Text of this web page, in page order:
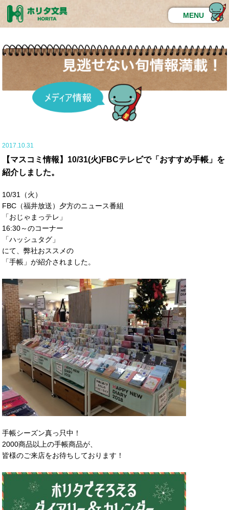
MENU
2017.10.31
【マスコミ情報】10/31(火)FBCテレビで「おすすめ手帳」を
紹介しました。
10/31（火）
FBC（福井放送）夕方のニュース番組
「おじゃまっテレ」
16:30～のコーナー
「ハッシュタグ」
にて、弊社おススメの
「手帳」が紹介されました。
手帳シーズン真っ只中！
2000商品以上の手帳商品が、
皆様のご来店をお待ちしております！